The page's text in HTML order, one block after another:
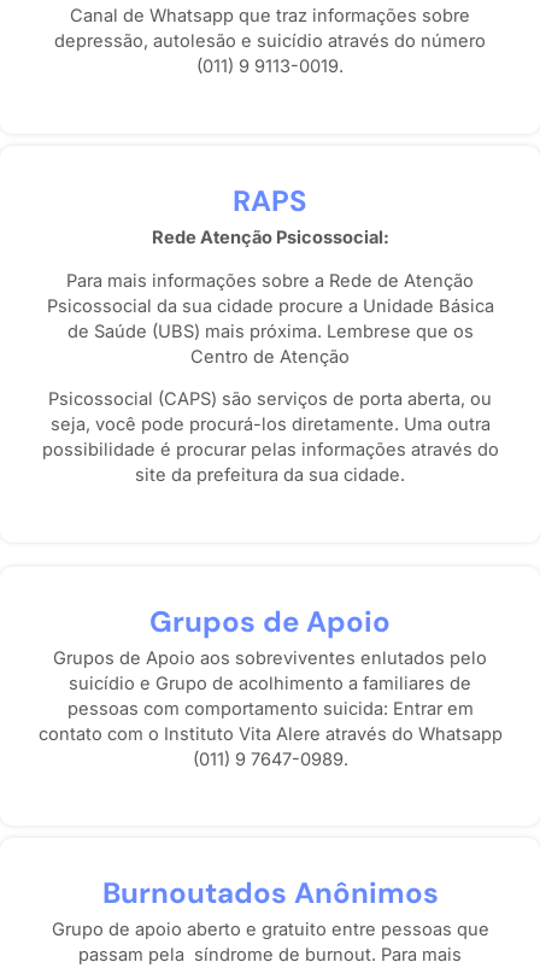
Canal de Whatsapp que traz informações sobre
depressão, autolesão e suicídio através do número
(011) 9 9113-0019.
RAPS
Rede Atenção Psicossocial:
Para mais informações sobre a Rede de Atenção
Psicossocial da sua cidade procure a Unidade Básica
de Saúde (UBS) mais próxima. Lembrese que os
Centro de Atenção
Psicossocial (CAPS) são serviços de porta aberta, ou
seja, você pode procurá-los diretamente. Uma outra
possibilidade é procurar pelas informações através do
site da prefeitura da sua cidade.
Grupos de Apoio
Grupos de Apoio aos sobreviventes enlutados pelo
suicídio e Grupo de acolhimento a familiares de
pessoas com comportamento suicida: Entrar em
contato com o Instituto Vita Alere através do Whatsapp
(011) 9 7647-0989.
Burnoutados Anônimos
Grupo de apoio aberto e gratuito entre pessoas que
passam pela síndrome de burnout. Para mais